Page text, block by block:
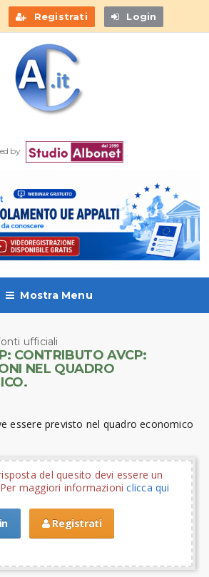
Registrati Login
by
Mostra Menu
ufficiali
CONTRIBUTO AVCP:
NEL QUADRO
essere previsto nel quadro economico
del quesito devi essere un
maggiori informazioniclicca qui
Registrati